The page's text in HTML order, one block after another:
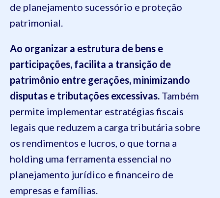
de planejamento sucessório e proteção
patrimonial.
Ao organizar a estrutura de bens e
participações, facilita a transição de
patrimônio entre gerações, minimizando
disputas e tributações excessivas. Também
permite implementar estratégias fiscais
legais que reduzem a carga tributária sobre
os rendimentos e lucros, o que torna a
holding uma ferramenta essencial no
planejamento jurídico e financeiro de
empresas e famílias.